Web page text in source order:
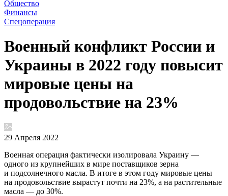
Общество
Финансы
Спецоперация
Военный конфликт России и
Украины в 2022 году повысит
мировые цены на
продовольствие на 23%
29 Апреля 2022
Военная операция фактически изолировала Украину —
одного из крупнейших в мире поставщиков зерна
и подсолнечного масла. В итоге в этом году мировые цены
на продовольствие вырастут почти на 23%, а на растительные
масла — до 30%.